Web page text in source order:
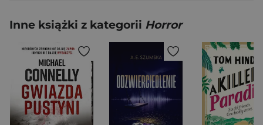
Inne książki z kategorii Horror